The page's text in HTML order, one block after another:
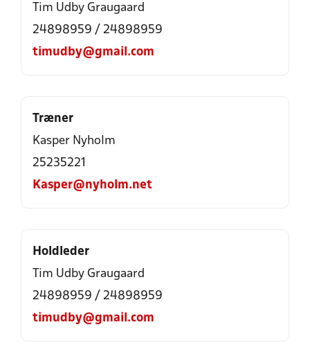
Tim Udby Graugaard
24898959 / 24898959
timudby@gmail.com
Træner
Kasper Nyholm
25235221
Kasper@nyholm.net
Holdleder
Tim Udby Graugaard
24898959 / 24898959
timudby@gmail.com